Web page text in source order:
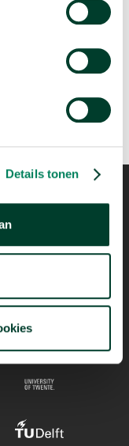
Details tonen
arrow_forward